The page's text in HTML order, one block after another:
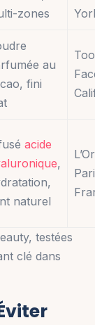
zones
au
fini
Too
acide
,
naturel
testées
clé dans